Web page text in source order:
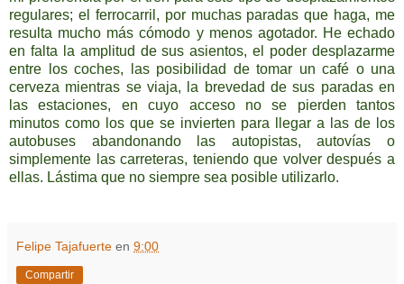
regulares; el ferrocarril, por muchas paradas que haga, me
resulta mucho más cómodo y menos agotador. He echado
en falta la amplitud de sus asientos, el poder desplazarme
entre los coches, las posibilidad de tomar un café o una
cerveza mientras se viaja, la brevedad de sus paradas en
las estaciones, en cuyo acceso no se pierden tantos
minutos como los que se invierten para llegar a las de los
autobuses abandonando las autopistas, autovías o
simplemente las carreteras, teniendo que volver después a
ellas. Lástima que no siempre sea posible utilizarlo.
Felipe Tajafuerte en 9:00
Compartir